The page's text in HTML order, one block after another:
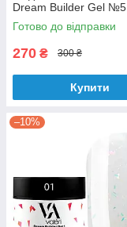
Dream Builder Gel
Готово до відправки
270 ₴ 300 ₴
Купити
–10%